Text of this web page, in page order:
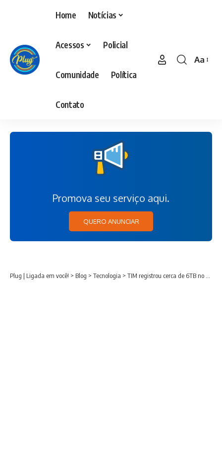
Home Notícias
Acessos Policial
Comunidade Política
Contato
Aa
Promova seu serviço aqui.
QUERO ANUNCIAR
Plug | Ligada em você! > Blog > Tecnologia > TIM registrou cerca de 6TB no streaming na Copa do Mundo